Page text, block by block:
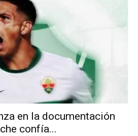
en la documentación
confía...